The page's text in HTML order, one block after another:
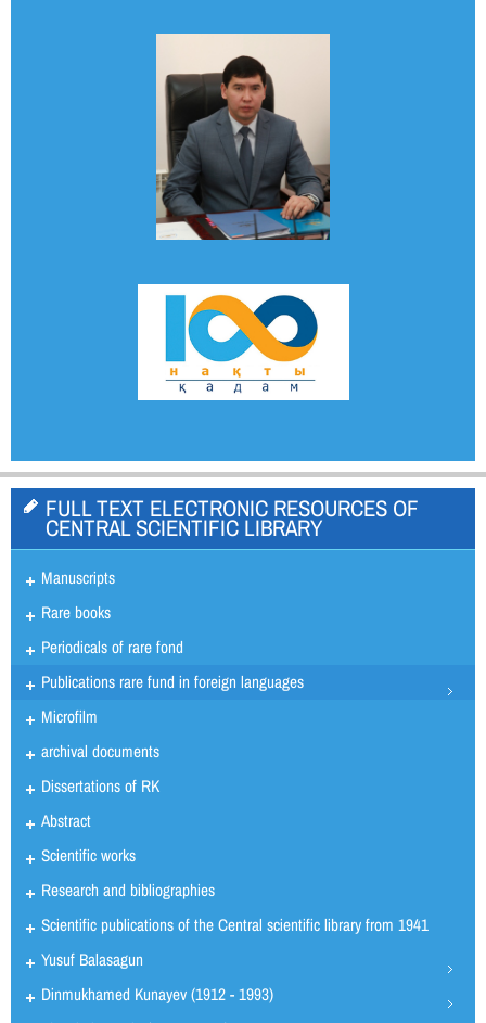
FULL TEXT ELECTRONIC RESOURCES OF
CENTRAL SCIENTIFIC LIBRARY
Manuscripts
Rare books
Periodicals of rare fond
Publications rare fund in foreign languages
Microfilm
archival documents
Dissertations of RK
Abstract
Scientific works
Research and bibliographies
Scientific publications of the Central scientific library from 1941
Yusuf Balasagun
Dinmukhamed Kunayev (1912 - 1993)